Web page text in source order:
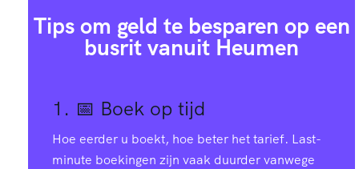
Tips om geld te besparen op een
busrit vanuit Heumen
1. 📅 Boek op tijd
Hoe eerder u boekt, hoe beter het tarief. Last-
minute boekingen zijn vaak duurder vanwege